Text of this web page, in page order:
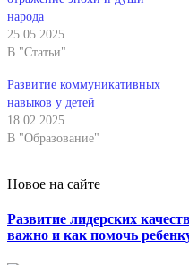
народа
25.05.2025
В "Статьи"
Развитие коммуникативных
навыков у детей
18.02.2025
В "Образование"
Новое на сайте
Развитие лидерских
важно и как помочь